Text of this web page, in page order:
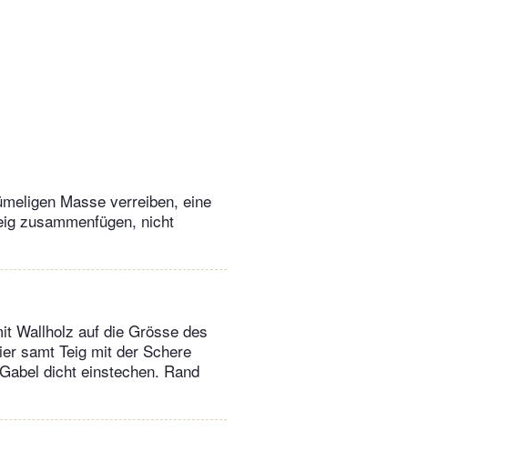
Masse verreiben, eine
zusammenfügen, nicht
Wallholz auf die Grösse des
samt Teig mit der Schere
dicht einstechen. Rand